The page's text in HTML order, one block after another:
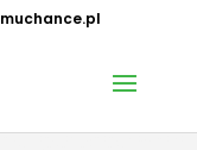
wodne, dmuchane place zabaw,